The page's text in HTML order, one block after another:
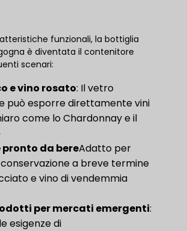
funzionali, la bottiglia
è diventata il contenitore
scenari:
e vino rosato​: Il vetro
può esporre direttamente vini
come lo Chardonnay e il
pronto da bereAdatto per
a breve termine
e vino di vendemmia
per mercati emergenti​:
esigenze di